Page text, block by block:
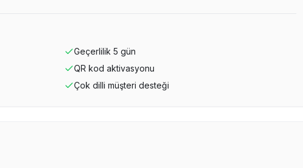
Geçerlilik 5 gün
QR kod aktivasyonu
Çok dilli müşteri desteği